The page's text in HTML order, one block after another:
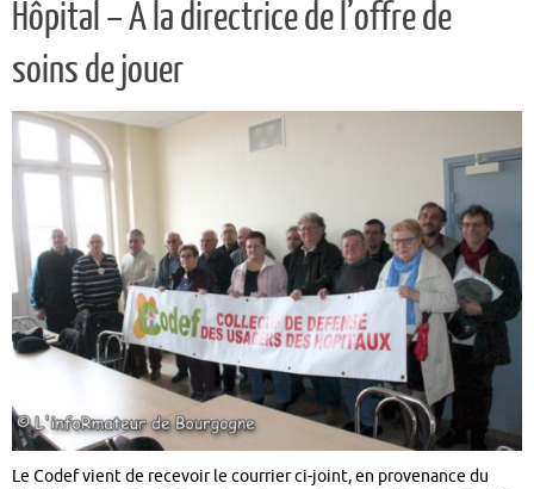
Hôpital – A la directrice de l’offre de
soins de jouer
Le Codef vient de recevoir le courrier ci-joint, en provenance du